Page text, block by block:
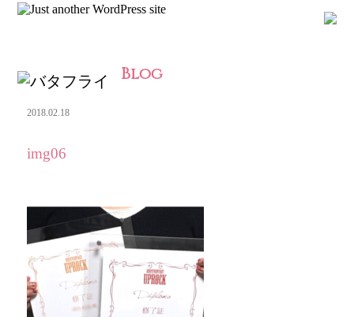
Blog
2018.02.18
img06